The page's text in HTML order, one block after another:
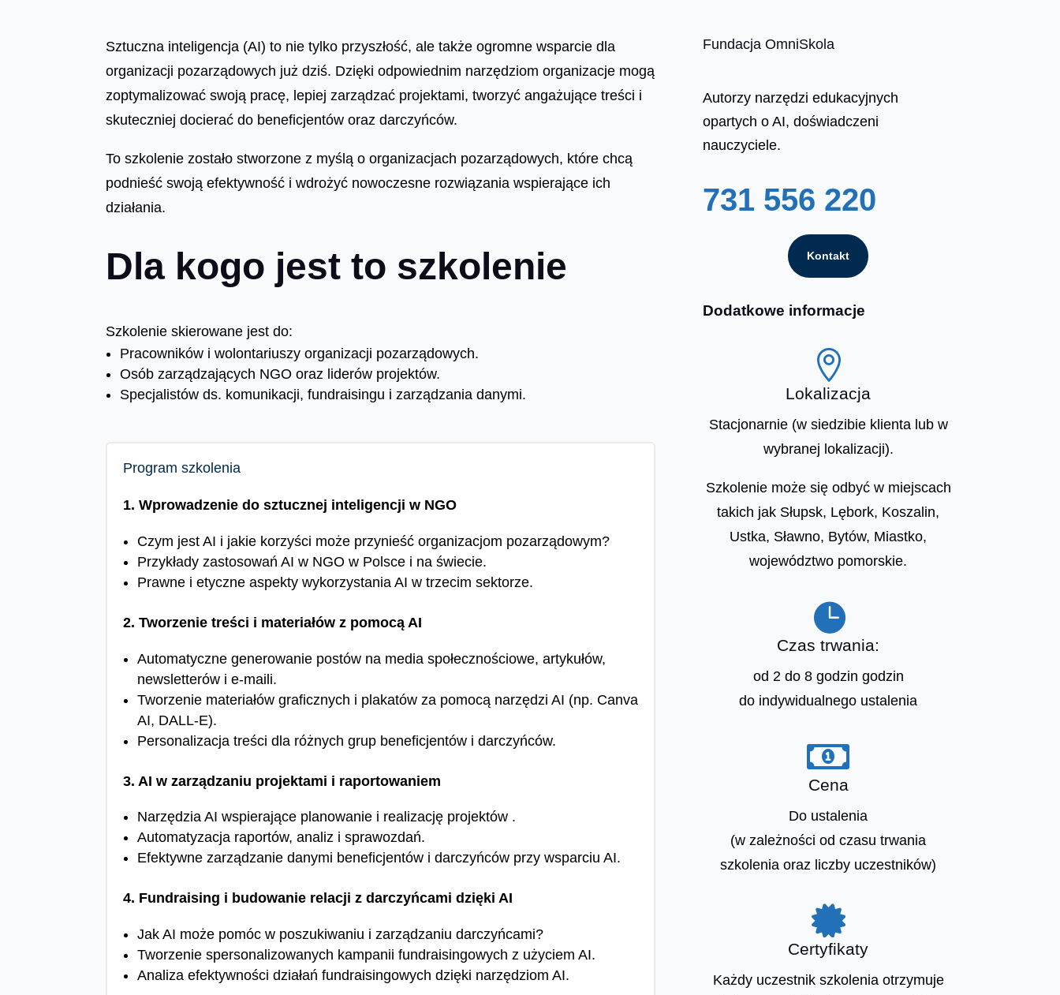
Sztuczna inteligencja (AI) to nie tylko przyszłość, ale także ogromne wsparcie dla
organizacji pozarządowych już dziś. Dzięki odpowiednim narzędziom organizacje mogą
zoptymalizować swoją pracę, lepiej zarządzać projektami, tworzyć angażujące treści i
skuteczniej docierać do beneficjentów oraz darczyńców.
To szkolenie zostało stworzone z myślą o organizacjach pozarządowych, które chcą
podnieść swoją efektywność i wdrożyć nowoczesne rozwiązania wspierające ich
działania.
Dla kogo jest to szkolenie
Szkolenie skierowane jest do:
Pracowników i wolontariuszy organizacji pozarządowych.
Osób zarządzających NGO oraz liderów projektów.
Specjalistów ds. komunikacji, fundraisingu i zarządzania danymi.
Program szkolenia
1. Wprowadzenie do sztucznej inteligencji w NGO
Czym jest AI i jakie korzyści może przynieść organizacjom pozarządowym?
Przykłady zastosowań AI w NGO w Polsce i na świecie.
Prawne i etyczne aspekty wykorzystania AI w trzecim sektorze.
2. Tworzenie treści i materiałów z pomocą AI
Automatyczne generowanie postów na media społecznościowe, artykułów,
newsletterów i e-maili.
Tworzenie materiałów graficznych i plakatów za pomocą narzędzi AI (np. Canva
AI, DALL-E).
Personalizacja treści dla różnych grup beneficjentów i darczyńców.
3. AI w zarządzaniu projektami i raportowaniem
Narzędzia AI wspierające planowanie i realizację projektów .
Automatyzacja raportów, analiz i sprawozdań.
Efektywne zarządzanie danymi beneficjentów i darczyńców przy wsparciu AI.
4. Fundraising i budowanie relacji z darczyńcami dzięki AI
Jak AI może pomóc w poszukiwaniu i zarządzaniu darczyńcami?
Tworzenie spersonalizowanych kampanii fundraisingowych z użyciem AI.
Analiza efektywności działań fundraisingowych dzięki narzędziom AI.
Fundacja OmniSkola
Autorzy narzędzi edukacyjnych
opartych o AI, doświadczeni
nauczyciele.
731 556 220
Kontakt
Dodatkowe informacje

Lokalizacja
Stacjonarnie (w siedzibie klienta lub w
wybranej lokalizacji).
Szkolenie może się odbyć w miejscach
takich jak Słupsk, Lębork, Koszalin,
Ustka, Sławno, Bytów, Miastko,
województwo pomorskie.

Czas trwania:
od 2 do 8 godzin godzin
do indywidualnego ustalenia

Cena
Do ustalenia
(w zależności od czasu trwania
szkolenia oraz liczby uczestników)

Certyfikaty
Każdy uczestnik szkolenia otrzymuje